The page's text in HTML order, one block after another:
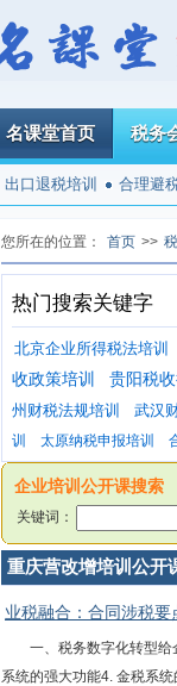
名课堂首页 税务
出口退税培训 合理避
您所在的位置： 首页 >>
热门搜索关键字
北京企业所得税法培训
收政策培训
贵阳税
州财税法规培训
武汉
训
太原纳税申报培训
企业培训公开课搜索
关键词：
重庆营改增培训公开
业税融合：合同涉税要
一、税务数字化转型给
系统的强大功能4. 金税系统